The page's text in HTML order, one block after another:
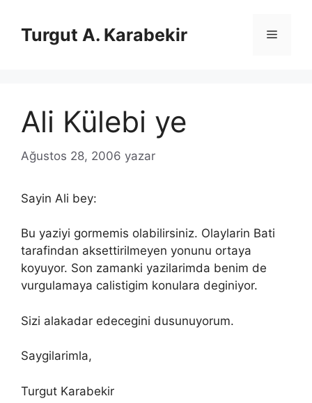
Turgut A. Karabekir Menü
Ali Külebi ye
Ağustos 28, 2006 yazar
Sayin Ali bey:
Bu yaziyi gormemis olabilirsiniz. Olaylarin Bati
tarafindan aksettirilmeyen yonunu ortaya
koyuyor. Son zamanki yazilarimda benim de
vurgulamaya calistigim konulara deginiyor.
Sizi alakadar edecegini dusunuyorum.
Saygilarimla,
Turgut Karabekir